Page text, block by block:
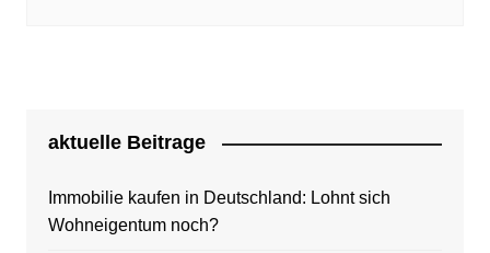
aktuelle Beitrage
Immobilie kaufen in Deutschland: Lohnt sich
Wohneigentum noch?